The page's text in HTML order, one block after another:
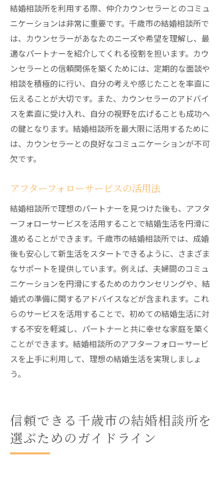
結婚相談所を利用する際、仲介カウンセラーとのコミュ
ニケーションは非常に重要です。千歳市の結婚相談所で
は、カウンセラーがあなたのニーズや希望を理解し、最
適なパートナーを紹介してくれる役割を担います。カウ
ンセラーとの信頼関係を築くためには、定期的な面談や
相談を積極的に行い、自分の考えや感じたことを率直に
伝えることが大切です。また、カウンセラーのアドバイ
スを素直に受け入れ、自分の視野を広げることも成功へ
の鍵となります。結婚相談所を最大限に活用するために
は、カウンセラーとの良好なコミュニケーションが不可
欠です。
アフターフォローサービスの活用法
結婚相談所で理想のパートナーを見つけた後も、アフタ
ーフォローサービスを活用することで結婚生活を円滑に
進めることができます。千歳市の結婚相談所では、成婚
後も安心して新生活をスタートできるように、さまざま
なサポートを提供しています。例えば、夫婦間のコミュ
ニケーションを円滑にするためのカウンセリングや、結
婚式の準備に関するアドバイスなどが含まれます。これ
らのサービスを活用することで、初めての結婚生活に対
する不安を軽減し、パートナーと共に幸せな家庭を築く
ことができます。結婚相談所のアフターフォローサービ
スを上手に利用して、理想の結婚生活を実現しましょ
う。
信頼できる千歳市の結婚相談所を
選ぶためのガイドライン